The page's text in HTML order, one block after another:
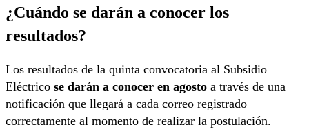
¿Cuándo se darán a conocer los
resultados?
Los resultados de la quinta convocatoria al Subsidio
Eléctrico se darán a conocer en agosto a través de una
notificación que llegará a cada correo registrado
correctamente al momento de realizar la postulación.